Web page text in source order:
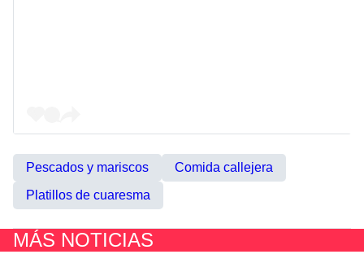
Pescados y mariscos
Comida callejera
Platillos de cuaresma
MÁS NOTICIAS